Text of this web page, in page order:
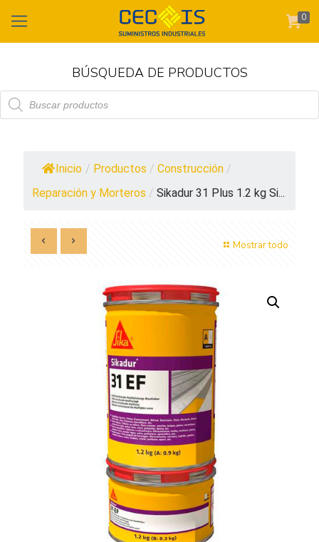
0
BÚSQUEDA DE PRODUCTOS
Búsqueda
de
productos
Inicio / Productos / Construcción /
Reparación y Morteros / Sikadur 31 Plus 1.2 kg Si...
Mostrar todo